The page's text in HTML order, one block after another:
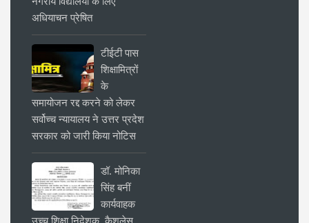
अधियाचन प्रेषित
टीईटी पास
शिक्षामित्रों
के
समायोजन रद्द करने को लेकर
सर्वोच्च न्यायालय ने उत्तर प्रदेश
सरकार को जारी किया नोटिस
डॉ. मोनिका
सिंह बनीं
कार्यवाहक
उच्च शिक्षा निदेशक, कैशलेस